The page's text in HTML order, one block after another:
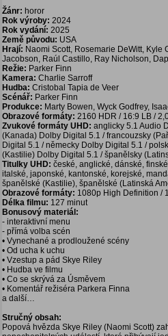
Žánr: horor
Rok výroby: 2024
Rok vydání: 2025
Země původu: USA
Hrají: Naomi Scott, Rosemarie DeWitt,
Jacobson, Raúl Castillo, Ray Nicholson,
Režie: Parker Finn
Kamera: Charlie Sarroff
Hudba: Cristobal Tapia de Veer
Scénář: Parker Finn
Produkce: Marty Bowen, Wyck Godfrey,
Obrazové formáty: 2160 HDR / 16:9 LB /
Zvukové formáty UHD: anglicky 5.1 Audio
(Kanada) Dolby Digital 5.1 / francouzsky
Digital 5.1 / německy Dolby Digital 5.1 /
(Kastilie) Dolby Digital 5.1 / španělsky
Titulky UHD: české, anglické, dánské,
italské, japonské, kantonské, korejské,
španělské (Kastilie), španělské (Latinská
Obrazové formáty: 1080p High Definition /
Délka filmu: 127 minut
Bonusový materiál:
- interaktivní menu
- přímá volba scén
• Vynechané a prodloužené scény
• Od ucha k uchu
• Vzestup a pád Skye Riley
• Hudba ve filmu
• Co se skrývá za Úsměvem
• Komentář režiséra Parkera Finna
a další…
Stručný obsah:
Popová hvězda Skye Riley (Naomi Scott)